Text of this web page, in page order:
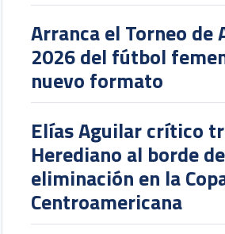
Arranca el Torneo de
2026 del fútbol
nuevo formato
Elías Aguilar crítico
Herediano al borde
eliminación en la
Centroamericana